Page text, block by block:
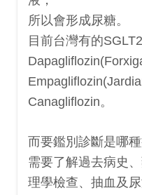
所以會形成尿糖。
目前台灣有的
Canagliflozin。
而要鑑別診斷是哪
需要了解過去病史
理學檢查、抽血及尿